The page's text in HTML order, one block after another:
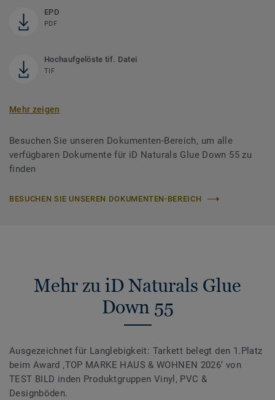
EPD
PDF
Hochaufgelöste tif. Datei
TIF
Mehr zeigen
Besuchen Sie unseren Dokumenten-Bereich, um alle
verfügbaren Dokumente für iD Naturals Glue Down 55 zu
finden
BESUCHEN SIE UNSEREN DOKUMENTEN-BEREICH
Mehr zu iD Naturals Glue
Down 55
Ausgezeichnet für Langlebigkeit: Tarkett belegt den 1.Platz
beim Award ‚TOP MARKE HAUS & WOHNEN 2026‘ von
TEST BILD inden Produktgruppen Vinyl, PVC &
Designböden.